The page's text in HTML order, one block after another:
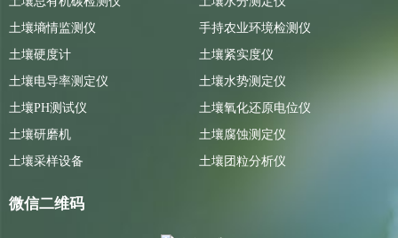
土壤墒情监测仪
手持农业环境检测仪
土壤硬度计
土壤紧实度仪
土壤电导率测定仪
土壤水势测定仪
土壤PH测试仪
土壤氧化还原电位仪
土壤研磨机
土壤腐蚀测定仪
土壤采样设备
土壤团粒分析仪
微信二维码